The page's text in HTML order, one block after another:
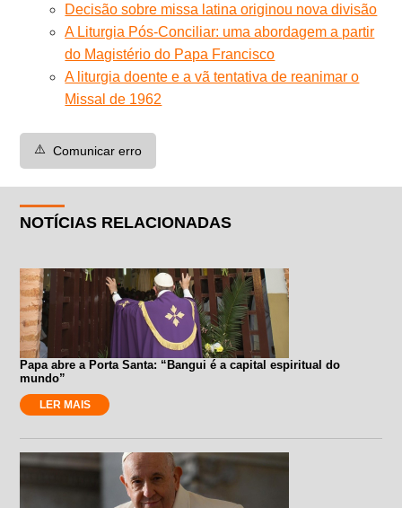
Decisão sobre missa latina originou nova divisão
A Liturgia Pós-Conciliar: uma abordagem a partir
do Magistério do Papa Francisco
A liturgia doente e a vã tentativa de reanimar o
Missal de 1962
⚠️ Comunicar erro
NOTÍCIAS RELACIONADAS
Papa abre a Porta Santa: “Bangui é a capital espiritual do
mundo”
LER MAIS